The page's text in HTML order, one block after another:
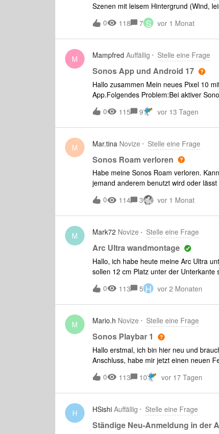
Sub 3 Gen zu verbinden ? Vielen Dank
Szenen mit leisem Hintergrund (Wind,
zu hoher Lautstärke (&lt;20) fast
Stimmenverstärkung. Das klingt dann
das beheben? Im Nachtmodus sind
0 118 7 S vor 1 Monat
M Mampfred Auffällig Stelle eine Frage
Sonos App und Android 17
Hallo zusammen Mein neues Pixel 10
App.Folgendes Problem:Bei aktiver
dem Gerät nicht mehr aufrufen.
funktionieren.Nach Erzwingen der
nachvollziehen? Lösungen? Danke
0 115 9 vor 13 Tagen
M Mar.tina Novize Stelle eine Frage
Sonos Roam verloren
Habe meine Sonos Roam verloren.
jemand anderem benutzt wird oder
0
114 3 vor 1 Monat
M Mark72 Novize Stelle eine Frage
Arc Ultra wandmontage
Hallo, ich habe heute meine Arc Ultra
sollen 12 cm Platz unter der
cm.Macht das unterschiede im Klang? LG
0 113 5 H vor 2 Monaten
M Mario.h Novize Stelle eine Frage
Sonos Playbar 1
Hallo erstmal, ich bin hier neu und
Anschluss, habe mir jetzt einen neuen
Wie kann ich die Playbar am besten
Adapter benutzen kann.Ich danke
0 113 10 vor 17 Tagen
H HSishi Auffällig Stelle eine Frage
Ständige Neu-Anmeldung in der